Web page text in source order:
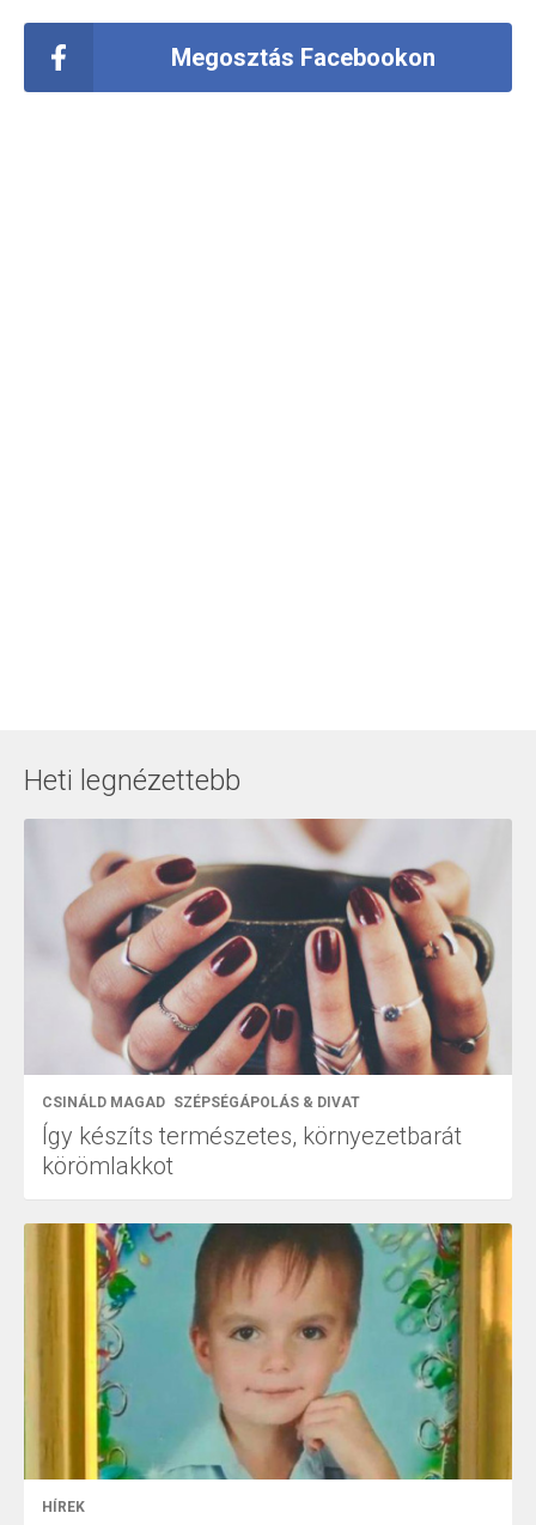
Megosztás Facebookon
Heti legnézettebb
CSINÁLD MAGAD SZÉPSÉGÁPOLÁS & DIVAT
Így készíts természetes, környezetbarát
körömlakkot
HÍREK